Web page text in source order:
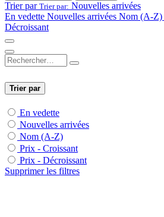
Trier par Trier par: Nouvelles arrivées
En vedette Nouvelles arrivées Nom (A-Z)
Décroissant
Trier par
En vedette
Nouvelles arrivées
Nom (A-Z)
Prix - Croissant
Prix - Décroissant
Supprimer les filtres